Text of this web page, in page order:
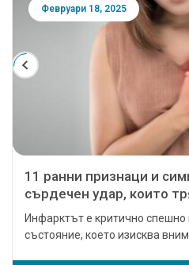
Февруари 18, 2025
11 ранни признаци и
сърдечен удар, които
приемат сериозно
Инфарктът е критично
състояние, което изисква